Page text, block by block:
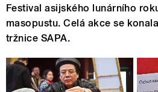
Festival asijského lunárního
masopustu. Celá akce se
tržnice SAPA.